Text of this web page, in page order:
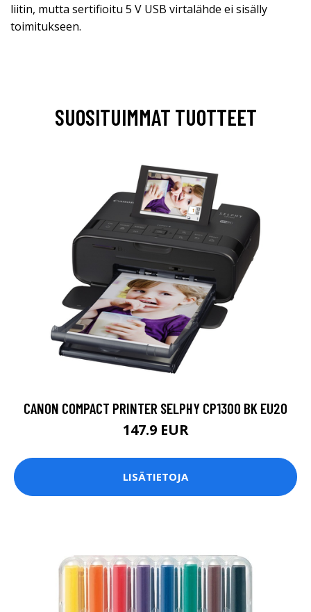
liitin, mutta sertifioitu 5 V USB virtalähde ei sisälly
toimitukseen.
SUOSITUIMMAT TUOTTEET
CANON COMPACT PRINTER SELPHY CP1300 BK EU20
147.9 EUR
LISÄTIETOJA